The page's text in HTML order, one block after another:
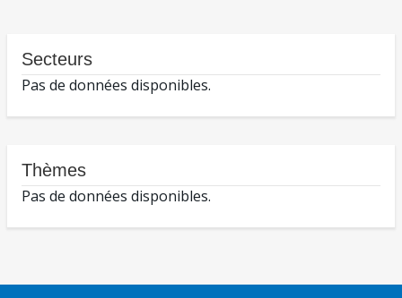
Secteurs
Pas de données disponibles.
Thèmes
Pas de données disponibles.